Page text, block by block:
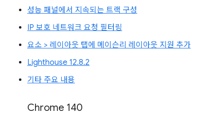
성능 패널에서 지속되는 트랙 구성
IP 보호 네트워크 요청 필터링
요소 > 레이아웃 탭에 메이슨리 레이아웃 지원 추가
Lighthouse 12.8.2
기타 주요 내용
Chrome 140